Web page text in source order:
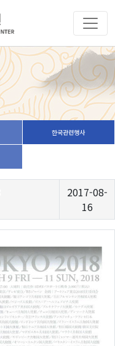
한국관련행사
2017-08-
16